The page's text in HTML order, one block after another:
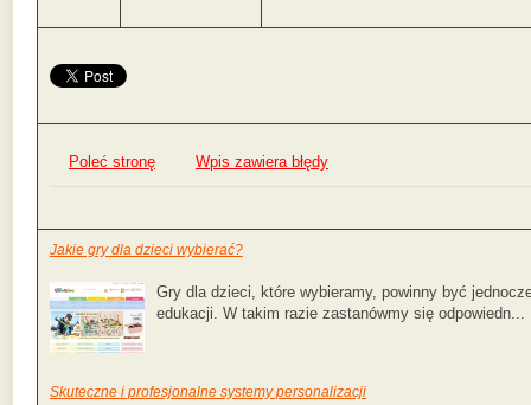
Poleć stronę Wpis zawiera błędy
Jakie gry dla dzieci wybierać?
Gry dla dzieci, które wybieramy, powinny być
edukacji. W takim razie zastanówmy się odpowiedn...
Skuteczne i profesjonalne systemy personalizacji